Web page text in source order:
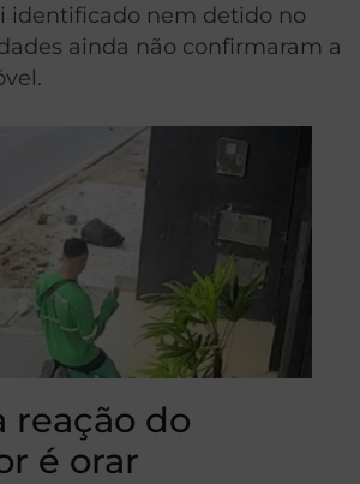
identificado nem detido no
ainda não confirmaram a
reação do
é orar